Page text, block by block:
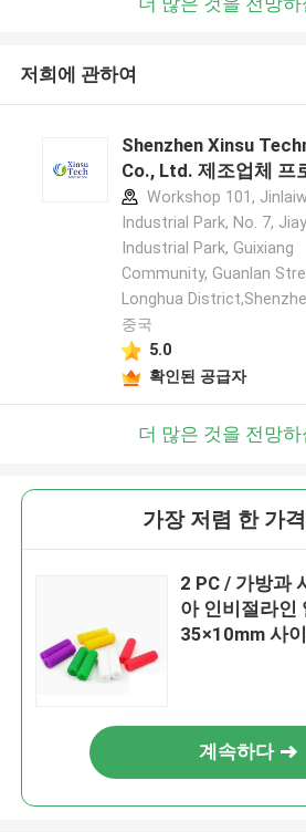
저희에 관하여
Shenzhen Xinsu
Co., Ltd. 제조업체 프
Workshop 101,
Industrial Park, No. 7,
Industrial Park, Guixiang
Community, Guanlan
Longhua
중국
5.0
확인된 공급자
더 많은 것을 전망하
가장 저렴 한 가
2 PC / 가방과
아 인비절라인
35×10mm 사
계속하다